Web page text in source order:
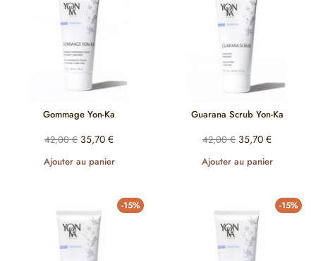
Gommage Yon-Ka
42,00€ 35,70 €
Ajouter au panier
Guarana Scrub Yon-Ka
42,00€ 35,70 €
Ajouter au panier
-15% -15%